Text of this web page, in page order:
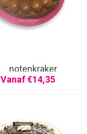
notenkraker
Vanaf €14,35